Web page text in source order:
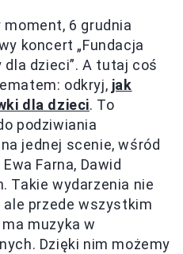
6 grudnia
koncert „Fundacja
dzieci”. A tutaj coś
odkryj, jak
dla dzieci. To
podziwiania
na jednej scenie, wśród
Farna, Dawid
Takie wydarzenia nie
przede wszystkim
muzyka w
Dzięki nim możemy